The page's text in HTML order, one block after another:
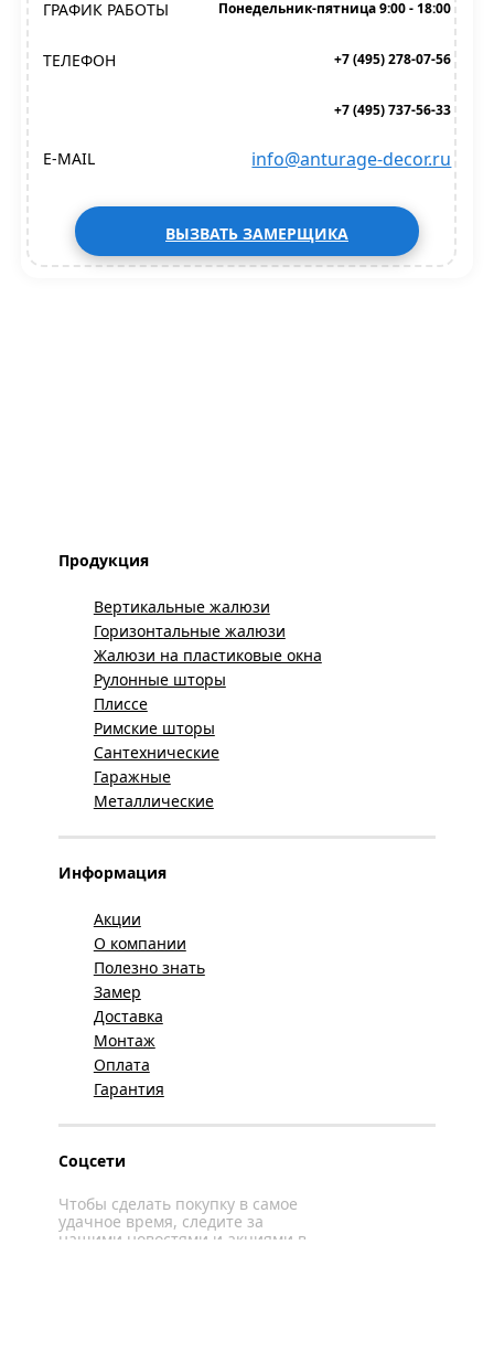
ГРАФИК РАБОТЫ Понедельник-пятница 9:00 - 18:00
ТЕЛЕФОН +7 (495) 278-07-56
+7 (495) 737-56-33
E-MAIL info@anturage-decor.ru
ВЫЗВАТЬ ЗАМЕРЩИКА
Продукция
Вертикальные жалюзи
Горизонтальные жалюзи
Жалюзи на пластиковые окна
Рулонные шторы
Плиссе
Римские шторы
Сантехнические
Гаражные
Металлические
Информация
Акции
О компании
Полезно знать
Замер
Доставка
Монтаж
Оплата
Гарантия
Соцсети
Чтобы сделать покупку в самое
удачное время, следите за
нашими новостями и акциями в